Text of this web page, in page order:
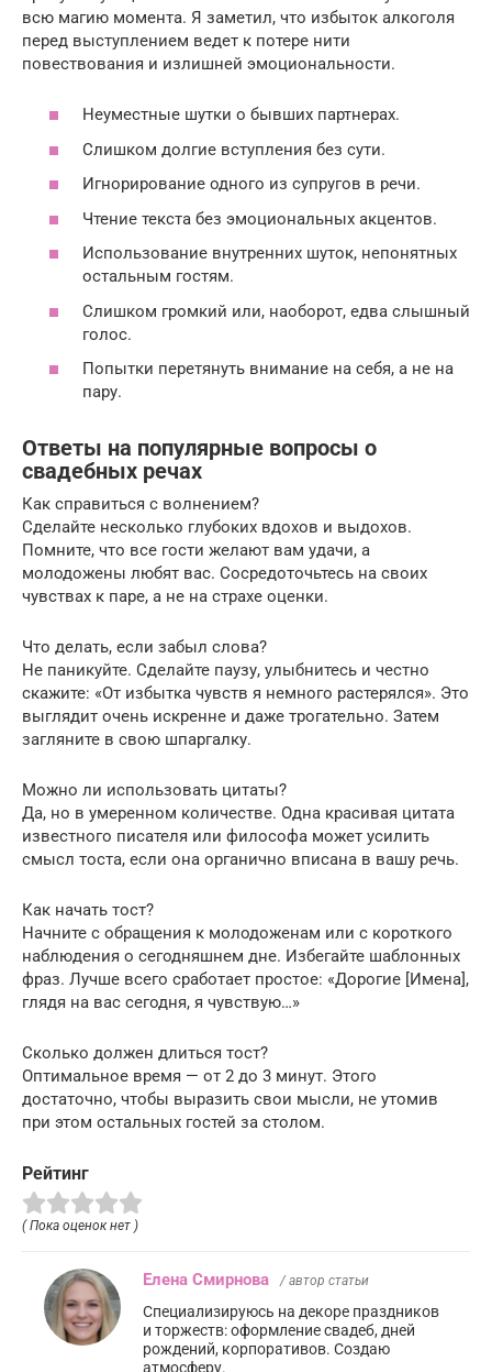
всю магию момента. Я заметил, что избыток алкоголя
перед выступлением ведет к потере нити
повествования и излишней эмоциональности.
Неуместные шутки о бывших партнерах.
Слишком долгие вступления без сути.
Игнорирование одного из супругов в речи.
Чтение текста без эмоциональных акцентов.
Использование внутренних шуток, непонятных
остальным гостям.
Слишком громкий или, наоборот, едва слышный
голос.
Попытки перетянуть внимание на себя, а не на
пару.
Ответы на популярные вопросы о
свадебных речах
Как справиться с волнением?
Сделайте несколько глубоких вдохов и выдохов.
Помните, что все гости желают вам удачи, а
молодожены любят вас. Сосредоточьтесь на своих
чувствах к паре, а не на страхе оценки.
Что делать, если забыл слова?
Не паникуйте. Сделайте паузу, улыбнитесь и честно
скажите: «От избытка чувств я немного растерялся». Это
выглядит очень искренне и даже трогательно. Затем
загляните в свою шпаргалку.
Можно ли использовать цитаты?
Да, но в умеренном количестве. Одна красивая цитата
известного писателя или философа может усилить
смысл тоста, если она органично вписана в вашу речь.
Как начать тост?
Начните с обращения к молодоженам или с короткого
наблюдения о сегодняшнем дне. Избегайте шаблонных
фраз. Лучше всего сработает простое: «Дорогие [Имена],
глядя на вас сегодня, я чувствую…»
Сколько должен длиться тост?
Оптимальное время — от 2 до 3 минут. Этого
достаточно, чтобы выразить свои мысли, не утомив
при этом остальных гостей за столом.
Рейтинг
( Пока оценок нет )
Елена Смирнова / автор статьи
Специализируюсь на декоре праздников
и торжеств: оформление свадеб, дней
рождений, корпоративов. Создаю
атмосферу.